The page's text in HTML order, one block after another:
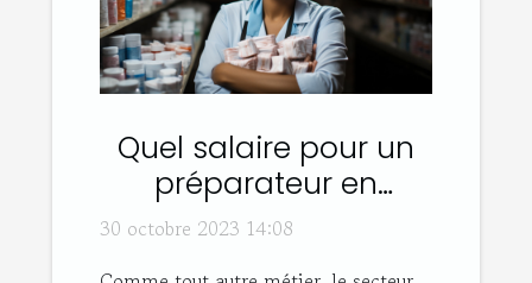
Quel salaire pour un
préparateur en
pharmacie ?
30 octobre 2023 14:08